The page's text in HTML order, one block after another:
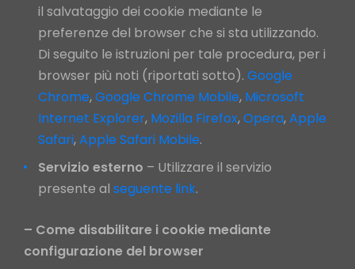
il salvataggio dei cookie mediante le
preferenze del browser che si sta utilizzando.
Di seguito le istruzioni per tale procedura, per i
browser più noti (riportati sotto). Google
Chrome,Google Chrome Mobile, Microsoft
Internet Explorer, Mozilla Firefox,Opera,Apple
Safari,Apple Safari Mobile.
Servizio esterno – Utilizzare il servizio
presente al seguente link.
– Come disabilitare i cookie mediante
configurazione del browser